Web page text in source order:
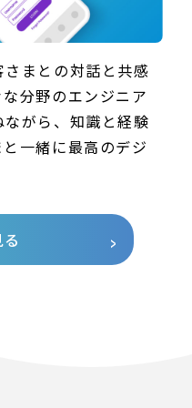
まとの対話と共感
分野のエンジニア
がら、知識と経験
一緒に最高のデジ